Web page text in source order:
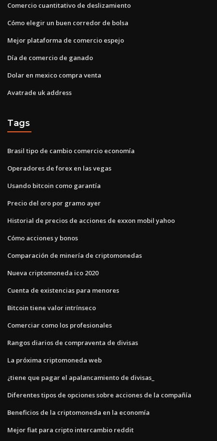
Comercio cuantitativo de deslizamiento
Cómo elegir un buen corredor de bolsa
Mejor plataforma de comercio espejo
Día de comercio de ganado
Dolar en mexico compra venta
Avatrade uk address
Tags
Brasil tipo de cambio comercio economía
Operadores de forex en las vegas
Usando bitcoin como garantía
Precio del oro por gramo ayer
Historial de precios de acciones de exxon mobil yahoo
Cómo acciones y bonos
Comparación de minería de criptomonedas
Nueva criptomoneda ico 2020
Cuenta de existencias para menores
Bitcoin tiene valor intrínseco
Comerciar como los profesionales
Rangos diarios de compraventa de divisas
La próxima criptomoneda web
¿tiene que pagar el apalancamiento de divisas_
Diferentes tipos de opciones sobre acciones de la compañía
Beneficios de la criptomoneda en la economía
Mejor fiat para cripto intercambio reddit